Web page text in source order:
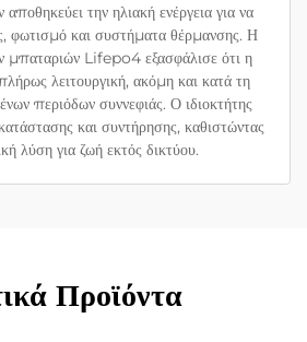
την ηλιακή ενέργεια για να
φωτισμό και συστήματα θέρμανσης. Η
μπαταριών Lifepo4 εξασφάλισε ότι η
λειτουργική, ακόμη και κατά τη
περιόδων συννεφιάς. Ο ιδιοκτήτης
και συντήρησης, καθιστώντας
λύση για ζωή εκτός δικτύου.
Προϊόντα